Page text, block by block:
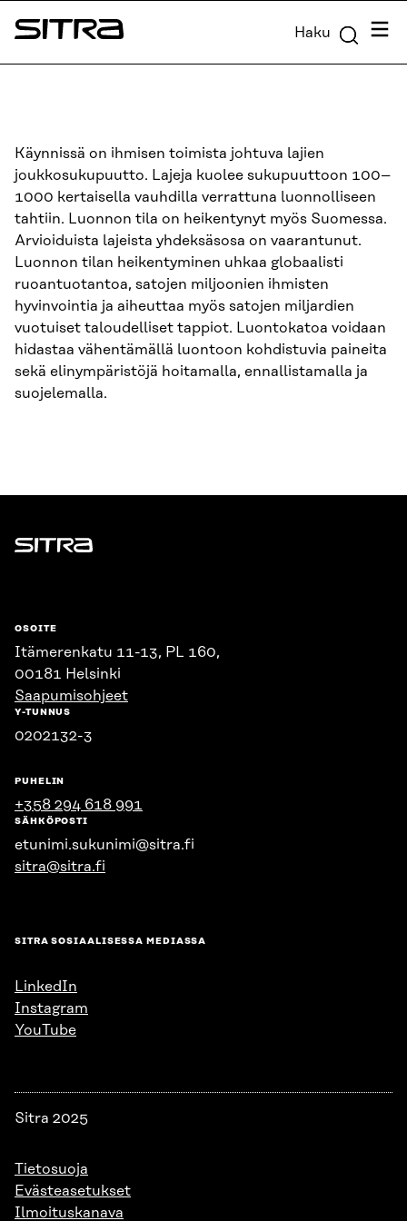
Siirry
suoraan
Sitra Haku
Käynnissä on ihmisen toimista johtuva lajien
joukkosukupuutto. Lajeja kuolee sukupuuttoon 100–
1000 kertaisella vauhdilla verrattuna luonnolliseen
tahtiin. Luonnon tila on heikentynyt myös Suomessa.
Arvioiduista lajeista yhdeksäsosa on vaarantunut.
Luonnon tilan heikentyminen uhkaa globaalisti
ruoantuotantoa, satojen miljoonien ihmisten
hyvinvointia ja aiheuttaa myös satojen miljardien
vuotuiset taloudelliset tappiot. Luontokatoa voidaan
hidastaa vähentämällä luontoon kohdistuvia paineita
sekä elinympäristöjä hoitamalla, ennallistamalla ja
suojelemalla.
Sitra
OSOITE
Itämerenkatu 11-13, PL 160,
00181 Helsinki
Saapumisohjeet
Y-TUNNUS
0202132-3
PUHELIN
+358 294 618 991
SÄHKÖPOSTI
etunimi.sukunimi@sitra.fi
sitra@sitra.fi
SITRA SOSIAALISESSA MEDIASSA
LinkedIn
Instagram
YouTube
Sitra 2025
Tietosuoja
Evästeasetukset
Ilmoituskanava